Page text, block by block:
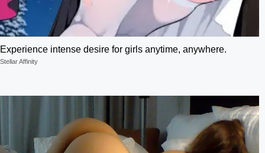
Experience intense desire for girls anytime, anywhere.
Stellar Affinity